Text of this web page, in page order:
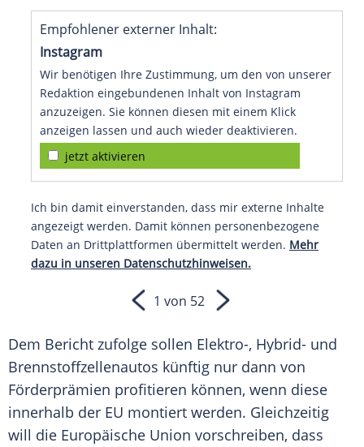
Empfohlener externer Inhalt:
Instagram
Wir benötigen Ihre Zustimmung, um den von unserer
Redaktion eingebundenen Inhalt von Instagram
anzuzeigen. Sie können diesen mit einem Klick
anzeigen lassen und auch wieder deaktivieren.
jetzt aktivieren
Ich bin damit einverstanden, dass mir externe Inhalte
angezeigt werden. Damit können personenbezogene
Daten an Drittplattformen übermittelt werden. Mehr
dazu in unseren Datenschutzhinweisen.
1 von 52
Dem Bericht zufolge sollen Elektro-, Hybrid- und
Brennstoffzellenautos künftig nur dann von
Förderprämien profitieren können, wenn diese
innerhalb der EU montiert werden. Gleichzeitig
will die Europäische Union vorschreiben, dass